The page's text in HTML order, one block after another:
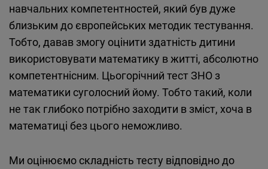
навчальних компетентностей, який був дуже
близьким до європейських методик тестування.
Тобто, давав змогу оцінити здатність дитини
використовувати математику в житті, абсолютно
компетентнісним. Цьогорічний тест ЗНО з
математики суголосний йому. Тобто такий, коли
не так глибоко потрібно заходити в зміст, хоча в
математиці без цього неможливо.
Ми оцінюємо складність тесту відповідно до